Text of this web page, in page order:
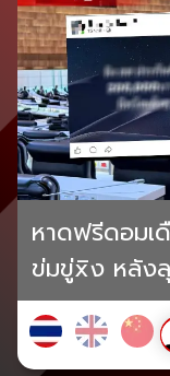
หาดฟรีดอม
ข่มขู่xิง หลัง